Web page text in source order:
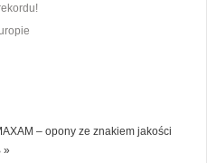
– opony ze znakiem jakości
»